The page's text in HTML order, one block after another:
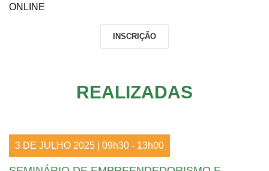
ONLINE
INSCRIÇÃO
REALIZADAS
3 DE JULHO 2025 | 09h30 - 13h00